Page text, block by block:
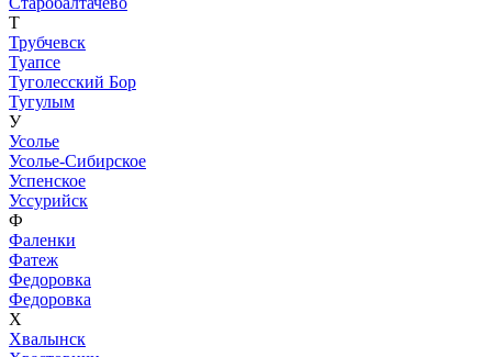
Т
Трубчевск
Туапсе
Туголесский Бор
Тугулым
У
Усолье
Усолье-Сибирское
Успенское
Уссурийск
Ф
Фаленки
Фатеж
Федоровка
Федоровка
Х
Хвалынск